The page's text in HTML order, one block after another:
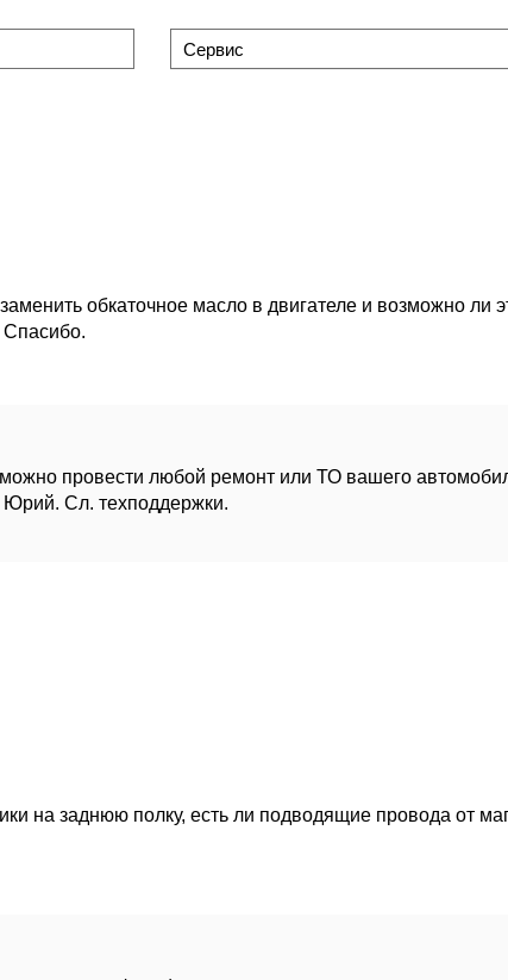
Сервис
обкаточное масло в двигателе и возможно ли
Спасибо.
провести любой ремонт или ТО вашего
Юрий. Сл. техподдержки.
на заднюю полку, есть ли подводящие провода от